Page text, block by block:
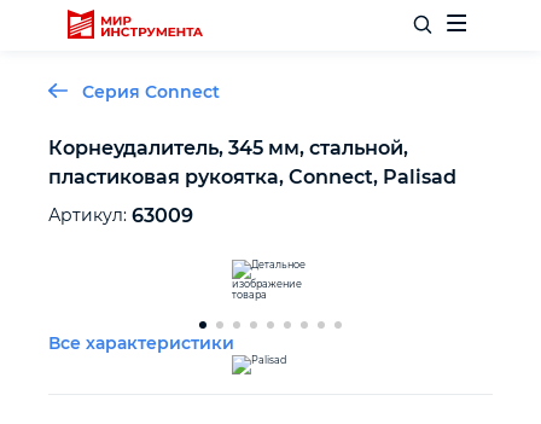
Отделочный инструмент
Столярный инструмент
Серия Connect
Корнеудалитель, 345 мм, стальной,
пластиковая рукоятка, Connect, Palisad
Артикул: 63009
Все характеристики